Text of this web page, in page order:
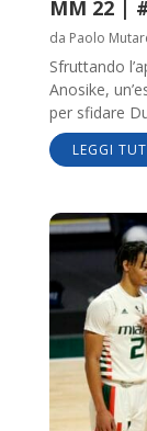
MM 22 |
da Paolo
Sfruttando
Anosike,
per sfidare
LEGGI